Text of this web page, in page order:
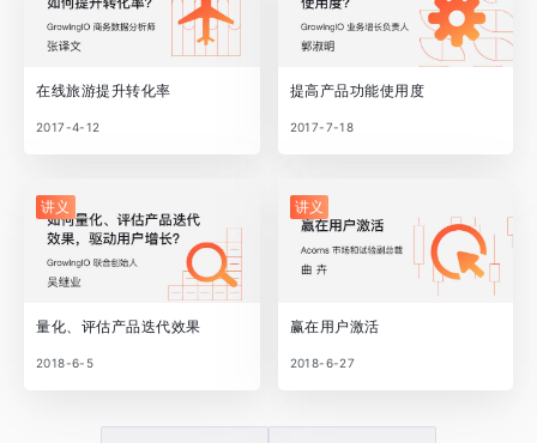
在线旅游提升转化率
2017-4-12
提高产品功能使用度
2017-7-18
讲义
量化、评估产品迭代效果
2018-6-5
讲义
赢在用户激活
2018-6-27